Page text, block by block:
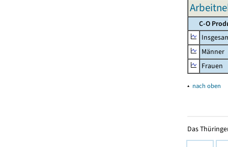
C-O
Männer
Frauen
▴ nach oben
Das